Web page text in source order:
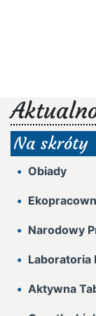
Na skróty
Obiady
Narodowy
Laboratoria
Aktywna